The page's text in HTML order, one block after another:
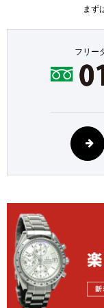
まず
フリー